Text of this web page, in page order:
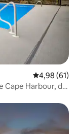
Évaluation
4,98 (61)
Cape Harbour, du